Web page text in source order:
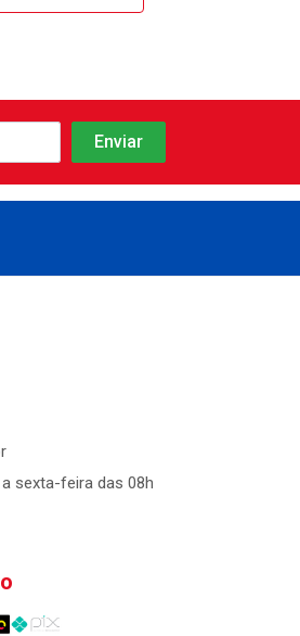
sexta-feira das 08h